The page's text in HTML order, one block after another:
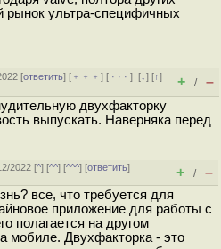
рынок ультра-специфичных
[ответить] [ ﹢﹢﹢] [ · · ·][↓] [↑]
+ / –
двухфакторку
выпускать. Наверняка перед
2022 [^] [^^] [^^^] [ответить]
+ / –
все, что требуется для
приложение для работы с
полагается на другом
мобиле. Двухфакторка - это